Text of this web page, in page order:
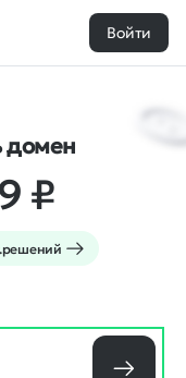
Войти
домен
₽